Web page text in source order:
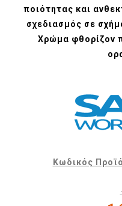
ποιότητας και
σχεδιασμός σε
Χρώμα φθορίζον
Κωδικός